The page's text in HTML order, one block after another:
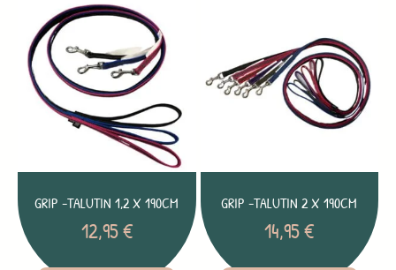
GRIP -TALUTIN 1,2 X 190CM
12,95€
GRIP -TALUTIN 2 X 190CM
14,95€